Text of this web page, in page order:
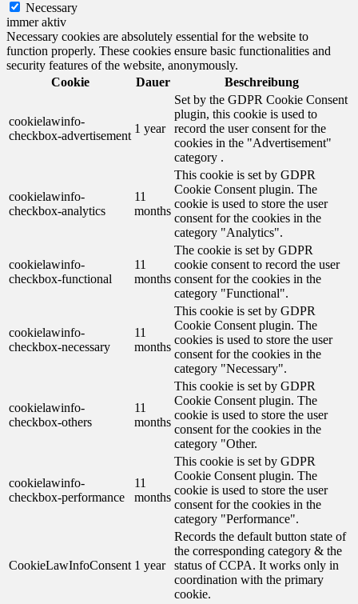
Necessary
immer aktiv
Necessary cookies are absolutely essential for the website to
function properly. These cookies ensure basic functionalities and
security features of the website, anonymously.
Cookie
Dauer Beschreibung
cookielawinfo-
checkbox-advertisement
1 year
Set by the GDPR Cookie Consent
plugin, this cookie is used to
record the user consent for the
cookies in the "Advertisement"
category .
cookielawinfo-
checkbox-analytics
11
months
This cookie is set by GDPR
Cookie Consent plugin. The
cookie is used to store the user
consent for the cookies in the
category "Analytics".
cookielawinfo-
checkbox-functional
11
months
The cookie is set by GDPR
cookie consent to record the user
consent for the cookies in the
category "Functional".
cookielawinfo-
checkbox-necessary
11
months
This cookie is set by GDPR
Cookie Consent plugin. The
cookies is used to store the user
consent for the cookies in the
category "Necessary".
cookielawinfo-
checkbox-others
11
months
This cookie is set by GDPR
Cookie Consent plugin. The
cookie is used to store the user
consent for the cookies in the
category "Other.
cookielawinfo-
checkbox-performance
11
months
This cookie is set by GDPR
Cookie Consent plugin. The
cookie is used to store the user
consent for the cookies in the
category "Performance".
CookieLawInfoConsent 1 year
Records the default button state of
the corresponding category & the
status of CCPA. It works only in
coordination with the primary
cookie.